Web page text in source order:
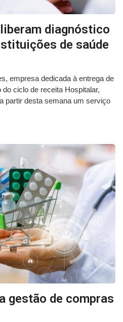
diagnóstico
de saúde
empresa dedicada à entrega de
ciclo de receita Hospitalar,
partir desta semana um serviço
gestão de compras